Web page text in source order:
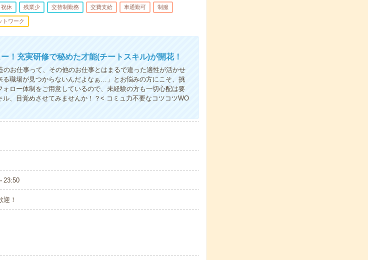
祝休 残業少 交替制勤務 交費支給 車通勤可 制服
トワーク
！充実研修で秘めた才能(チートスキル)が開花！
お仕事って、その他のお仕事とはまるで違った適性が活かせ
る職場が見つからないんだよなぁ…」とお悩みの方にこそ、挑
ロー体制をご用意しているので、未経験の方も一切心配は要
、目覚めさせてみませんか！？< コミュ力不要なコツコツWO
23:50
迎！